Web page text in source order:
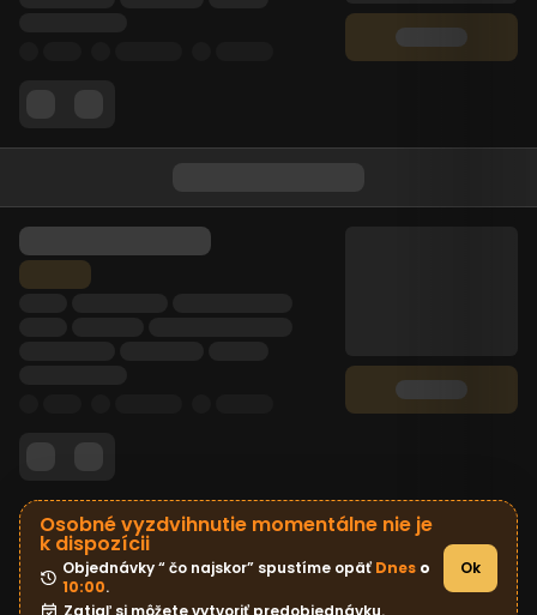
Osobné vyzdvihnutie momentálne nie je
k dispozícii
Objednávky “ čo najskor” spustíme opäť Dnes
10:00.
Zatiaľ si môžete vytvoriť predobjednávku.
Ok